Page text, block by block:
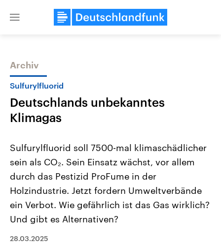
Close
Themen
Landtagswahl Sachsen-Anhalt
2026
Alle Informationen
Sachsen-Anhalt wählt am 6.
September 2026 einen neuen
Landtag. Seit 2021 wird das
Bundesland von einer Koalition aus
CDU, SPD und FDP regiert.-
Umfragen, Prognosen,
Wahlprogramme, aktuelle Berichte
USA
Aktuelle Beiträge,
Hintergründe
Wirtschaftlich und
gehören die Vereinigten
den mächtigsten Ländern
Archiv
Sulfurylfluorid
Deutschlands unbekanntes
Klimagas
Sulfurylfluorid soll 7500-mal klimaschädlicher
sein als CO₂. Sein Einsatz wächst, vor allem
durch das Pestizid ProFume in der
Holzindustrie. Jetzt fordern Umweltverbände
ein Verbot. Wie gefährlich ist das Gas wirklich?
Und gibt es Alternativen?
28.03.2025